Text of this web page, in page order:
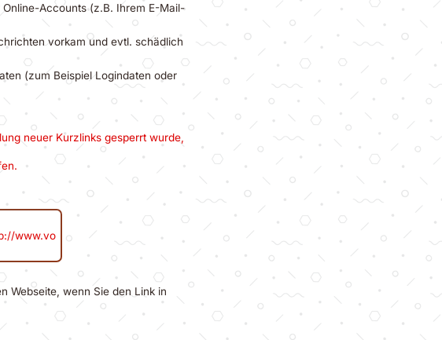
Accounts (z.B. Ihrem E-Mail-
vorkam und evtl. schädlich
(zum Beispiel Logindaten oder
neuer Kurzlinks gesperrt wurde,
www.vo
Webseite, wenn Sie den Link in